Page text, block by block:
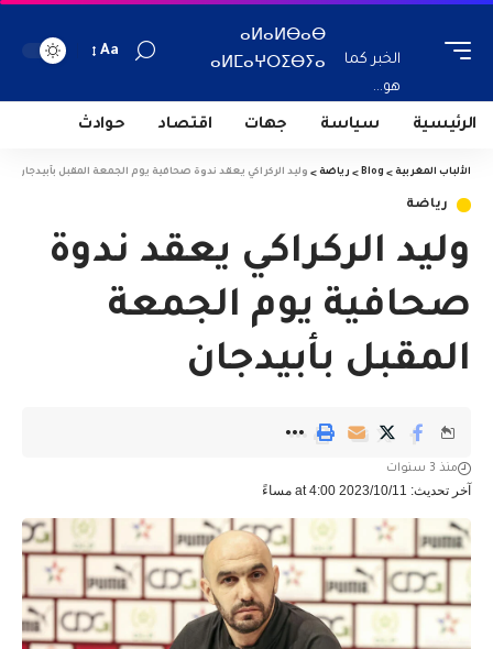
الخبر كما
هو...
ⴰⵍⴰⵍⴱⴰⴱ
ⴰⵍⵎⴰⵖⵔⵉⴱⵢⴰ
Aa
الرئيسية سياسة جهات اقتصاد حوادث
الألباب المغربية >
Blog
> رياضة > وليد الركراكي يعقد ندوة صحافية يوم الجمعة المقبل بأبيدجان
رياضة
وليد الركراكي يعقد ندوة
صحافية يوم الجمعة
المقبل بأبيدجان
آخر تحديث: 2023/10/11 at 4:00 مساءً
منذ 3 سنوات